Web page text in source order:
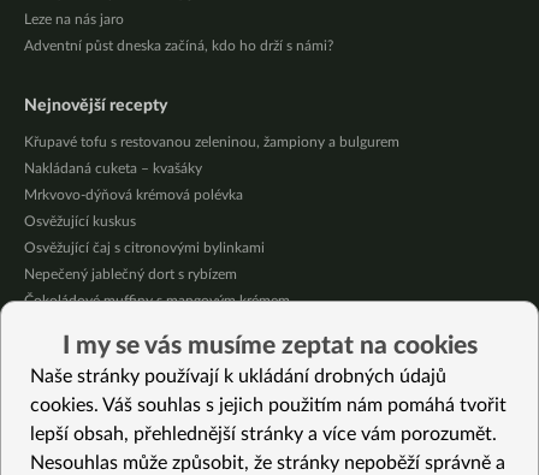
Leze na nás jaro
Adventní půst dneska začíná, kdo ho drží s námi?
Nejnovější recepty
Křupavé tofu s restovanou zeleninou, žampiony a bulgurem
Nakládaná cuketa – kvašáky
Mrkvovo-dýňová krémová polévka
Osvěžující kuskus
Osvěžující čaj s citronovými bylinkami
Nepečený jablečný dort s rybízem
Čokoládové muffiny s mangovým krémem
Krémová zeleninová polévka s koprem a vločkami
Celozrnná rýže basmati se zeleninou
Vybrané recepty
I my se vás musíme zeptat na cookies
Naše stránky používají k ukládání drobných údajů
cookies. Váš souhlas s jejich použitím nám pomáhá tvořit
lepší obsah, přehlednější stránky a více vám porozumět.
Nesouhlas může způsobit, že stránky nepoběží správně a